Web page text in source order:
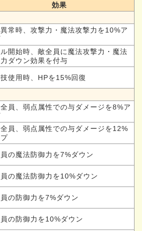
効果
常時、攻撃力・魔法攻撃力を10%ア
開始時、敵全員に魔法攻撃力・魔法
ダウン効果を付与
使用時、HPを15%回復
員、弱点属性での与ダメージを8%ア
員、弱点属性での与ダメージを12%
の魔法防御力を7%ダウン
の魔法防御力を10%ダウン
の防御力を7%ダウン
の防御力を10%ダウン